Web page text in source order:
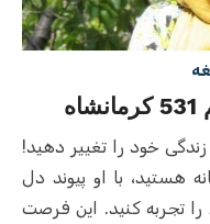
فرد جذاب و شخصیتی خانم 530، زندگی خود را تغییر دهید!
هستید، با او پیوند دل
تجربه کنید. این فرصت